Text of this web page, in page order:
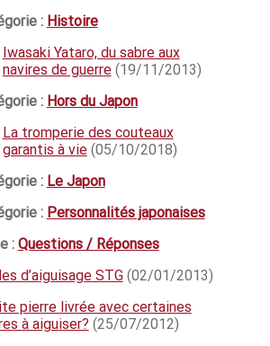
: Histoire
Iwasaki Yataro, du sabre aux
navires de guerre(19/11/2013)
: Hors du Japon
La tromperie des couteaux
garantis à vie(05/10/2018)
: Le Japon
: Personnalités japonaises
: Questions / Réponses
d’aiguisage STG(02/01/2013)
pierre livrée avec certaines
à aiguiser? (25/07/2012)